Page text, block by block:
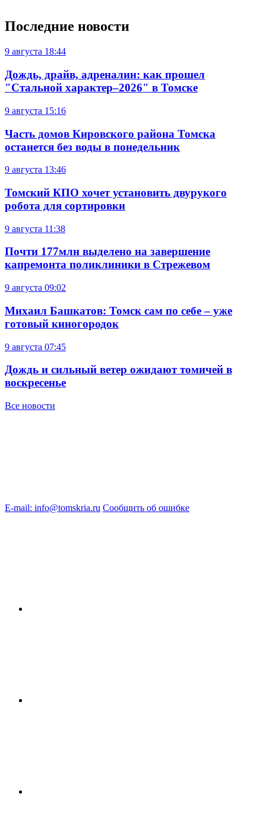
Последние новости
9 августа 18:44
Дождь, драйв, адреналин: как прошел
"Стальной характер–2026" в Томске
9 августа 15:16
Часть домов Кировского района Томска
останется без воды в понедельник
9 августа 13:46
Томский КПО хочет установить двурукого
робота для сортировки
9 августа 11:38
Почти 177млн выделено на завершение
капремонта поликлиники в Стрежевом
9 августа 09:02
Михаил Башкатов: Томск сам по себе – уже
готовый киногородок
9 августа 07:45
Дождь и сильный ветер ожидают томичей в
воскресенье
Все новости
E-mail: info@tomskria.ru Сообщить об ошибке